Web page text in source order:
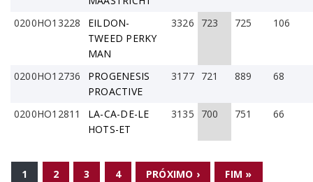
0200HO13228
EILDON-
TWEED PERKY
MAN
3326 723 725 106
0200HO12736
PROGENESIS
PROACTIVE
3177 721 889 68
0200HO12811
LA-CA-DE-LE
HOTS-ET
3135 700 751 66
1 2 3 4 PRÓXIMO › FIM »